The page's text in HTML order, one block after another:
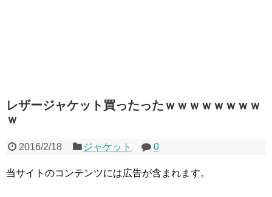
レザージャケット買ったったｗｗｗｗｗｗｗｗ
ｗ
2016/2/18 ジャケット 0
当サイトのコンテンツには広告が含まれます。